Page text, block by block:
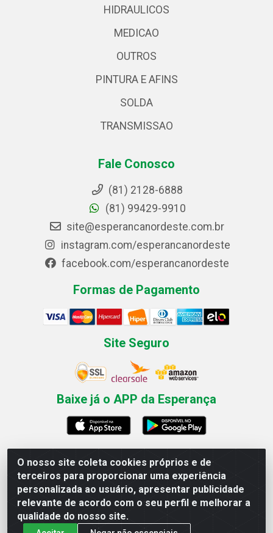
O nosso site coleta cookies próprios e de
terceiros para proporcionar uma experiência
personalizada ao usuário, apresentar publicidade
relevante de acordo com o seu perfil e melhorar a
qualidade do nosso site.
HIDRAULICOS
MEDICAO
OUTROS
PINTURA E AFINS
SOLDA
TRANSMISSAO
Fale Conosco
(81) 2128-6888
(81) 99429-9910
site@esperancanordeste.com.br
instagram.com/esperancanordeste
facebook.com/esperancanordeste
Formas de Pagamento
Site Seguro
Baixe já o APP da Esperança
Esperança Nordeste - Rua Professor Caldas Filho, 291 -
Estância - Recife / PE CEP: 50771-335 - CNPJ
03.666.136/0001-23